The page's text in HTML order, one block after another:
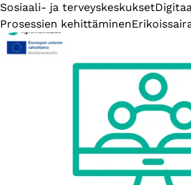
Sosiaali- ja terveyskeskukset
Prosessien kehittäminen